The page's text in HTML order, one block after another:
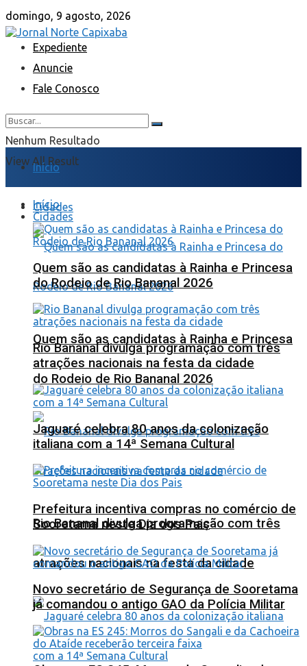
domingo, 9 agosto, 2026
Expediente
Anuncie
Fale Conosco
Nenhum Resultado
View All Result
Início
Cidades
Quem são as candidatas à Rainha e Princesa
do Rodeio de Rio Bananal 2026
Rio Bananal divulga programação com três
atrações nacionais na festa da cidade
Início
Cidades
Quem são as candidatas à Rainha e Princesa
do Rodeio de Rio Bananal 2026
Rio Bananal divulga programação com três
atrações nacionais na festa da cidade
Jaguaré celebra 80 anos da colonização
italiana com a 14ª Semana Cultural
Prefeitura incentiva compras no comércio de
Sooretama neste Dia dos Pais
Novo secretário de Segurança de Sooretama
já comandou o antigo GAO da Polícia Militar